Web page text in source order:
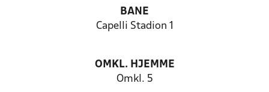
BANE
Capelli Stadion 1
OMKL. HJEMME
Omkl. 5